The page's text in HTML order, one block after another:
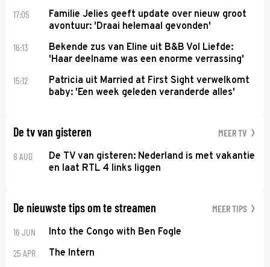
17:05
Familie Jelies geeft update over nieuw groot
avontuur: 'Draai helemaal gevonden'
16:13
Bekende zus van Eline uit B&B Vol Liefde:
'Haar deelname was een enorme verrassing'
15:12
Patricia uit Married at First Sight verwelkomt
baby: 'Een week geleden veranderde alles'
De tv van gisteren MEER TV
8 AUG
De TV van gisteren: Nederland is met vakantie
en laat RTL 4 links liggen
De nieuwste tips om te streamen MEER TIPS
16 JUN Into the Congo with Ben Fogle
25 APR The Intern